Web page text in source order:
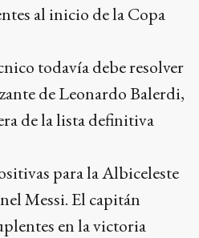
al inicio de la Copa
todavía debe resolver
de Leonardo Balerdi,
de la lista definitiva
para la Albiceleste
Messi. El capitán
en la victoria